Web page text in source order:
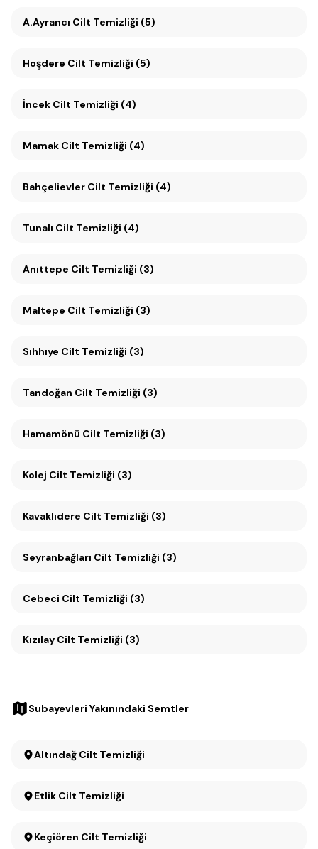
A.Ayrancı Cilt Temizliği (5)
Hoşdere Cilt Temizliği (5)
İncek Cilt Temizliği (4)
Mamak Cilt Temizliği (4)
Bahçelievler Cilt Temizliği (4)
Tunalı Cilt Temizliği (4)
Anıttepe Cilt Temizliği (3)
Maltepe Cilt Temizliği (3)
Sıhhıye Cilt Temizliği (3)
Tandoğan Cilt Temizliği (3)
Hamamönü Cilt Temizliği (3)
Kolej Cilt Temizliği (3)
Kavaklıdere Cilt Temizliği (3)
Seyranbağları Cilt Temizliği (3)
Cebeci Cilt Temizliği (3)
Kızılay Cilt Temizliği (3)
Subayevleri Yakınındaki Semtler
Altındağ Cilt Temizliği
Etlik Cilt Temizliği
Keçiören Cilt Temizliği